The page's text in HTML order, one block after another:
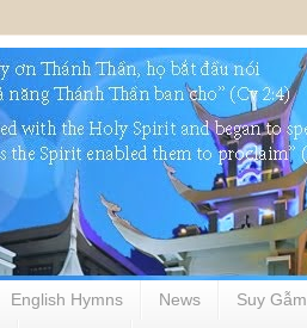
English Hymns News Suy Gẫm